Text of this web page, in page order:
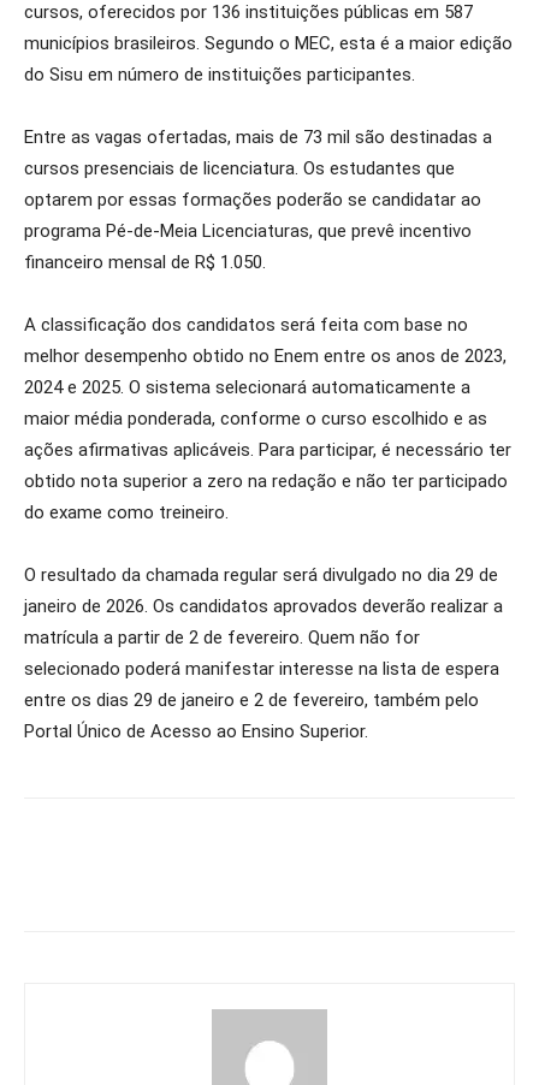
cursos, oferecidos por 136 instituições públicas em 587
municípios brasileiros. Segundo o MEC, esta é a maior edição
do Sisu em número de instituições participantes.
Entre as vagas ofertadas, mais de 73 mil são destinadas a
cursos presenciais de licenciatura. Os estudantes que
optarem por essas formações poderão se candidatar ao
programa Pé-de-Meia Licenciaturas, que prevê incentivo
financeiro mensal de R$ 1.050.
A classificação dos candidatos será feita com base no
melhor desempenho obtido no Enem entre os anos de 2023,
2024 e 2025. O sistema selecionará automaticamente a
maior média ponderada, conforme o curso escolhido e as
ações afirmativas aplicáveis. Para participar, é necessário ter
obtido nota superior a zero na redação e não ter participado
do exame como treineiro.
O resultado da chamada regular será divulgado no dia 29 de
janeiro de 2026. Os candidatos aprovados deverão realizar a
matrícula a partir de 2 de fevereiro. Quem não for
selecionado poderá manifestar interesse na lista de espera
entre os dias 29 de janeiro e 2 de fevereiro, também pelo
Portal Único de Acesso ao Ensino Superior.